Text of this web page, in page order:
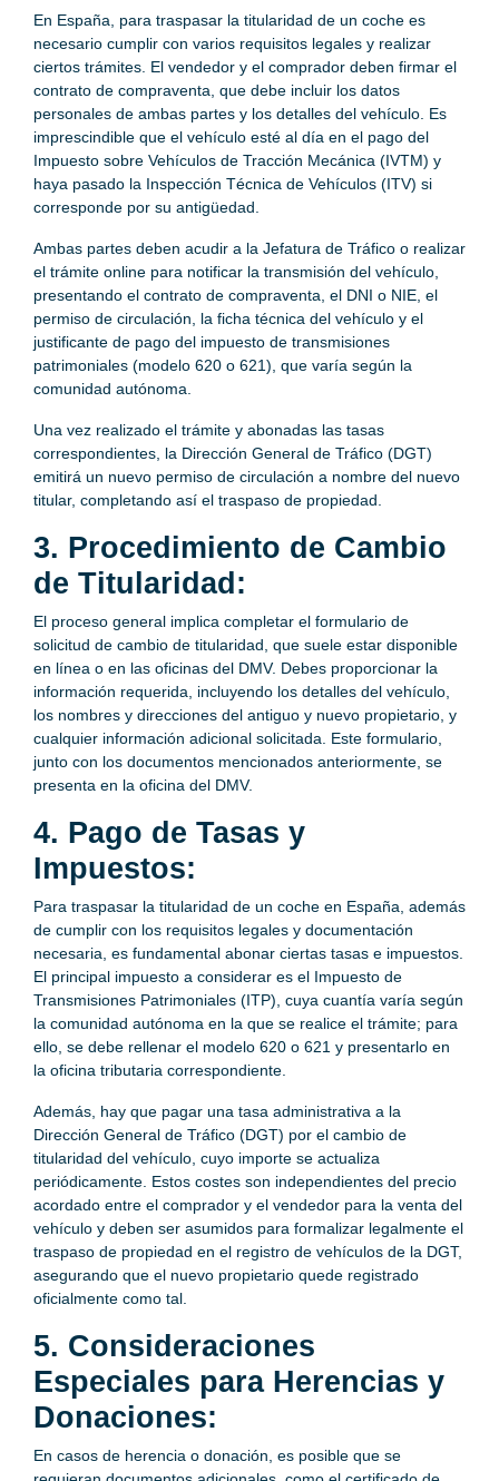
En España, para traspasar la titularidad de un coche es
necesario cumplir con varios requisitos legales y realizar
ciertos trámites. El vendedor y el comprador deben firmar el
contrato de compraventa, que debe incluir los datos
personales de ambas partes y los detalles del vehículo. Es
imprescindible que el vehículo esté al día en el pago del
Impuesto sobre Vehículos de Tracción Mecánica (IVTM) y
haya pasado la Inspección Técnica de Vehículos (ITV) si
corresponde por su antigüedad.
Ambas partes deben acudir a la Jefatura de Tráfico o realizar
el trámite online para notificar la transmisión del vehículo,
presentando el contrato de compraventa, el DNI o NIE, el
permiso de circulación, la ficha técnica del vehículo y el
justificante de pago del impuesto de transmisiones
patrimoniales (modelo 620 o 621), que varía según la
comunidad autónoma.
Una vez realizado el trámite y abonadas las tasas
correspondientes, la Dirección General de Tráfico (DGT)
emitirá un nuevo permiso de circulación a nombre del nuevo
titular, completando así el traspaso de propiedad.
3. Procedimiento de Cambio
de Titularidad:
El proceso general implica completar el formulario de
solicitud de cambio de titularidad, que suele estar disponible
en línea o en las oficinas del DMV. Debes proporcionar la
información requerida, incluyendo los detalles del vehículo,
los nombres y direcciones del antiguo y nuevo propietario, y
cualquier información adicional solicitada. Este formulario,
junto con los documentos mencionados anteriormente, se
presenta en la oficina del DMV.
4. Pago de Tasas y
Impuestos:
Para traspasar la titularidad de un coche en España, además
de cumplir con los requisitos legales y documentación
necesaria, es fundamental abonar ciertas tasas e impuestos.
El principal impuesto a considerar es el Impuesto de
Transmisiones Patrimoniales (ITP), cuya cuantía varía según
la comunidad autónoma en la que se realice el trámite; para
ello, se debe rellenar el modelo 620 o 621 y presentarlo en
la oficina tributaria correspondiente.
Además, hay que pagar una tasa administrativa a la
Dirección General de Tráfico (DGT) por el cambio de
titularidad del vehículo, cuyo importe se actualiza
periódicamente. Estos costes son independientes del precio
acordado entre el comprador y el vendedor para la venta del
vehículo y deben ser asumidos para formalizar legalmente el
traspaso de propiedad en el registro de vehículos de la DGT,
asegurando que el nuevo propietario quede registrado
oficialmente como tal.
5. Consideraciones
Especiales para Herencias y
Donaciones:
En casos de herencia o donación, es posible que se